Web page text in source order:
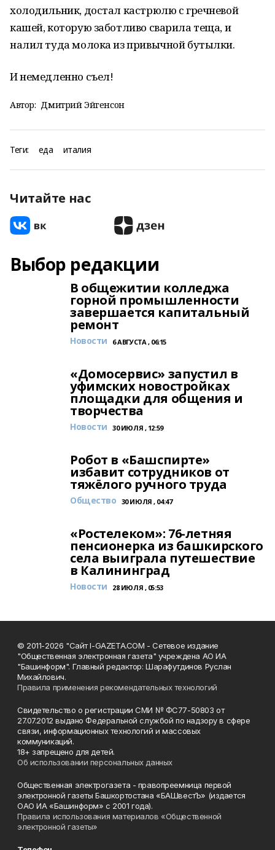
холодильник, достал кастрюлю с гречневой
кашей, которую заботливо сварила теща, и
налил туда молока из привычной бутылки.
И немедленно съел!
Автор: Дмитрий Эйгенсон
Теги: еда италия
Читайте нас
Выбор редакции
В общежитии колледжа
горной промышленности
завершается капитальный
ремонт
Новости 6 АВГУСТА , 06:15
«Домосервис» запустил в
уфимских новостройках
площадки для общения и
творчества
Новости 30 ИЮЛЯ , 12:59
Робот в «Башспирте»
избавит сотрудников от
тяжёлого ручного труда
Общество 30 ИЮЛЯ , 04:47
«Ростелеком»: 76-летняя
пенсионерка из башкирского
села выиграла путешествие
в Калининград
Новости 28 ИЮЛЯ , 05:53
© 2011-2026 "Сайт I-GAZETA.COM - Сетевое издание
"Общественная электронная газета" учреждена АО ИА
"Башинформ". Главный редактор: Шарафутдинов Руслан
Михайлович.
Правила применения рекомендательных технологий
Свидетельство о регистрации СМИ № ФС77-50803 от
27.07.2012 выдано Федеральной службой по надзору в сфере
связи, информационных технологий и массовых
коммуникаций.
18+ запрещено для детей.
Об использовании персональных данных
Общественная электрогазета - правопреемница первой
электронной газеты Башкортостана «БАШвестЪ» (издается
ОАО ИА «Башинформ» с 2001 года).
Правила использования материалов «Общественной
электронной газеты»